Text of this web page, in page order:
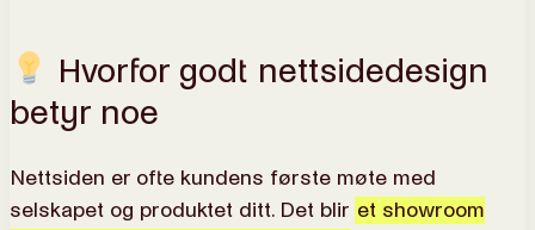
Hvorfor godt nettsidedesign
betyr noe
Nettsiden er ofte kundens første møte med
selskapet og produktet ditt. Det blir et showroom